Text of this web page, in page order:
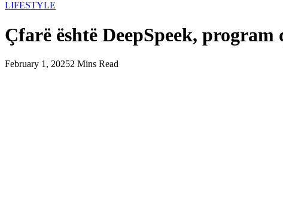
LIFESTYLE
Çfarë është DeepSpeek, program
February 1, 20252 Mins Read